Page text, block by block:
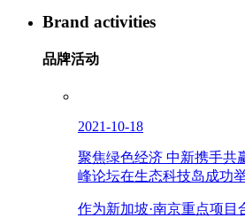
Brand activities
品牌活动
2021-10-18
聚焦绿色经济 中新携手共
峰论坛在生态科技岛成功
作为新加坡·南京重点项目